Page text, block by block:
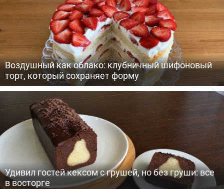
Воздушный как облако: клубничный шифоновый
торт, который сохраняет форму
Удивил гостей кексом с грушей, но без груши: все
в восторге